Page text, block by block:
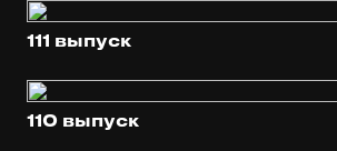
111 выпуск
110 выпуск